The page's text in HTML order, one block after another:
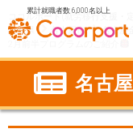
累計就職者数 6,000名以上
ココルポート(就労移行支援
愛知県
名古屋市 名古屋
2月前半プログラムのご紹介
名古